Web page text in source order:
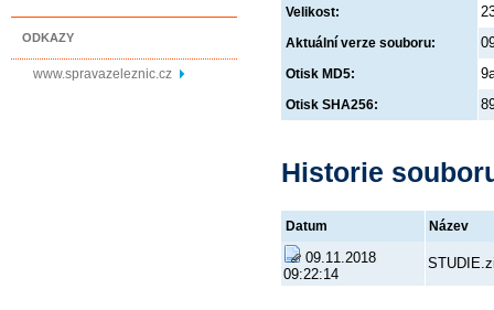
ODKAZY
www.spravazeleznic.cz
Velikost:
Aktuální verze souboru:
Otisk MD5:
Otisk SHA256:
Historie
Datum Název
09.11.2018
09:22:14